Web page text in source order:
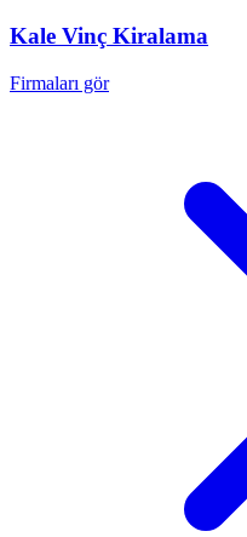
Kale Vinç Kiralama
Firmaları gör